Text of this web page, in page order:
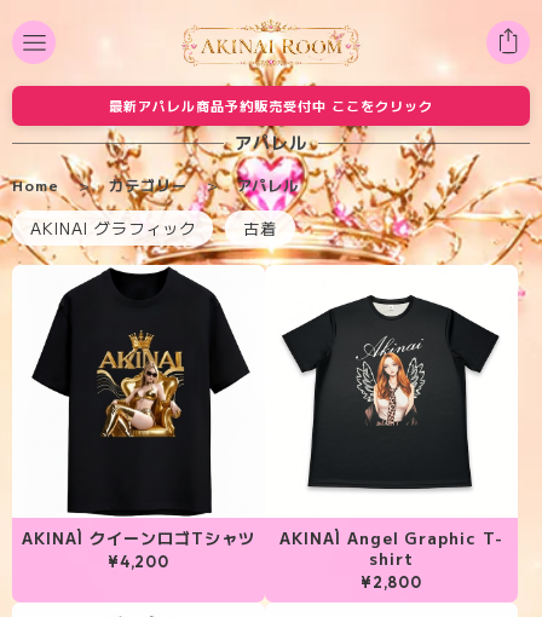
最新アパレル商品予約販売受付中 ここをクリック
アパレル
Home カテゴリー アパレル
AKINAI グラフィック 古着
AKINAÌ クイーンロゴTシャツ
¥4,200
AKINAÌ Angel Graphic T-
shirt
¥2,800